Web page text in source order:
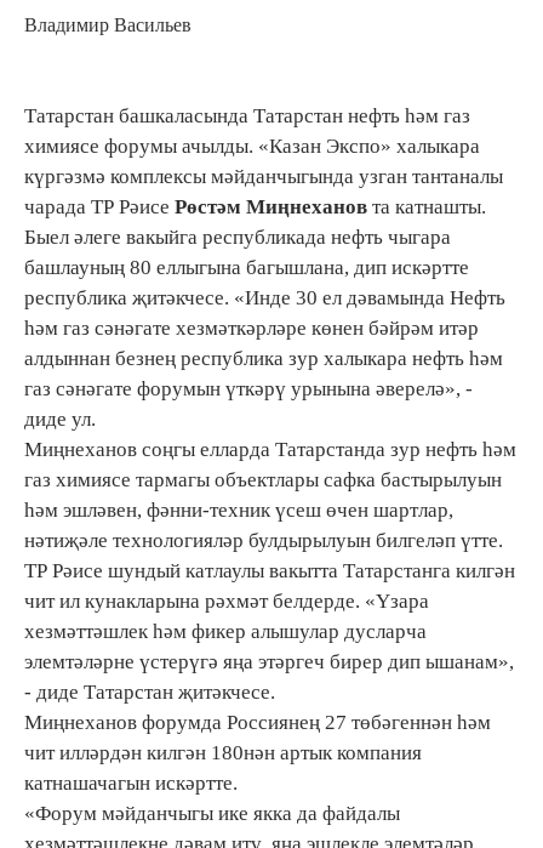
Владимир Васильев
Татарстан башкаласында Татарстан нефть һәм газ
химиясе форумы ачылды. «Казан Экспо» халыкара
күргәзмә комплексы мәйданчыгында узган тантаналы
чарада ТР Рәисе Рөстәм Миңнеханов та катнашты.
Быел әлеге вакыйга республикада нефть чыгара
башлауның 80 еллыгына багышлана, дип искәртте
республика җитәкчесе. «Инде 30 ел дәвамында Нефть
һәм газ сәнәгате хезмәткәрләре көнен бәйрәм итәр
алдыннан безнең республика зур халыкара нефть һәм
газ сәнәгате форумын үткәрү урынына әверелә», -
диде ул.
Миңнеханов соңгы елларда Татарстанда зур нефть һәм
газ химиясе тармагы объектлары сафка бастырылуын
һәм эшләвен, фәнни-техник үсеш өчен шартлар,
нәтиҗәле технологияләр булдырылуын билгеләп үтте.
ТР Рәисе шундый катлаулы вакытта Татарстанга килгән
чит ил кунакларына рәхмәт белдерде. «Үзара
хезмәттәшлек һәм фикер алышулар дусларча
элемтәләрне үстерүгә яңа этәргеч бирер дип ышанам»,
- диде Татарстан җитәкчесе.
Миңнеханов форумда Россиянең 27 төбәгеннән һәм
чит илләрдән килгән 180нән артык компания
катнашачагын искәртте.
«Форум мәйданчыгы ике якка да файдалы